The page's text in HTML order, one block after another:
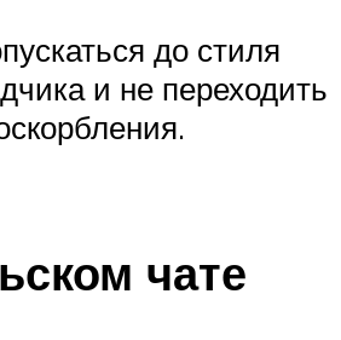
до стиля
и не переходить
чате